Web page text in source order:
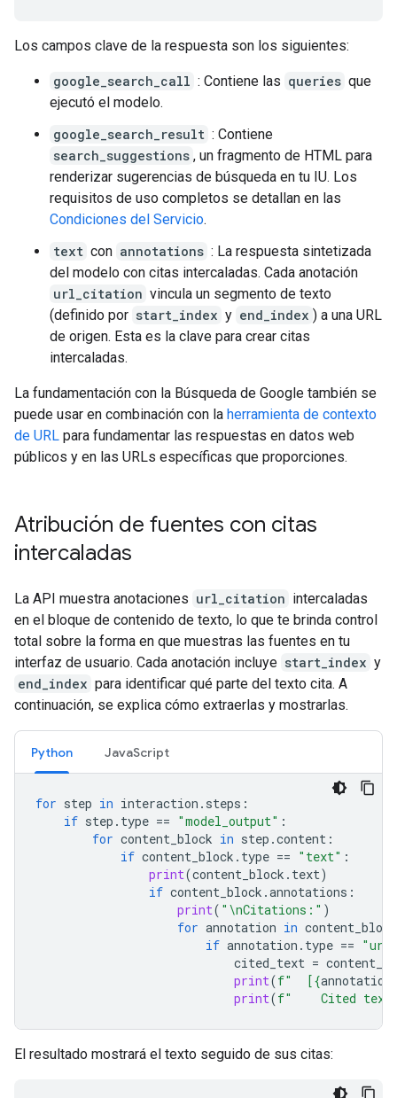
Los campos clave de la respuesta son los siguientes:
google_search_call : Contiene las queries que
ejecutó el modelo.
google_search_result : Contiene
search_suggestions , un fragmento de HTML para
renderizar sugerencias de búsqueda en tu IU. Los
requisitos de uso completos se detallan en las
Condiciones del Servicio.
text con annotations : La respuesta sintetizada
del modelo con citas intercaladas. Cada anotación
url_citation vincula un segmento de texto
(definido por start_index y end_index ) a una URL
de origen. Esta es la clave para crear citas
intercaladas.
La fundamentación con la Búsqueda de Google también se
puede usar en combinación con la herramienta de contexto
de URL para fundamentar las respuestas en datos web
públicos y en las URLs específicas que proporciones.
Atribución de fuentes con citas
intercaladas
La API muestra anotaciones url_citation intercaladas
en el bloque de contenido de texto, lo que te brinda control
total sobre la forma en que muestras las fuentes en tu
interfaz de usuario. Cada anotación incluye start_index y
end_index para identificar qué parte del texto cita. A
continuación, se explica cómo extraerlas y mostrarlas.
Python JavaScript
for step in interaction . steps :
if step . type == "model_output" :
for content_block in step .content :
if content_block . type == "text" :
print(content_block . text)
if content_block .annotations :
print( " \nCitations:" )
for annotation in content_block
if annotation . type ==
cited_text =
print(f"  [{annotation
print(f"    Cited
El resultado mostrará el texto seguido de sus citas: